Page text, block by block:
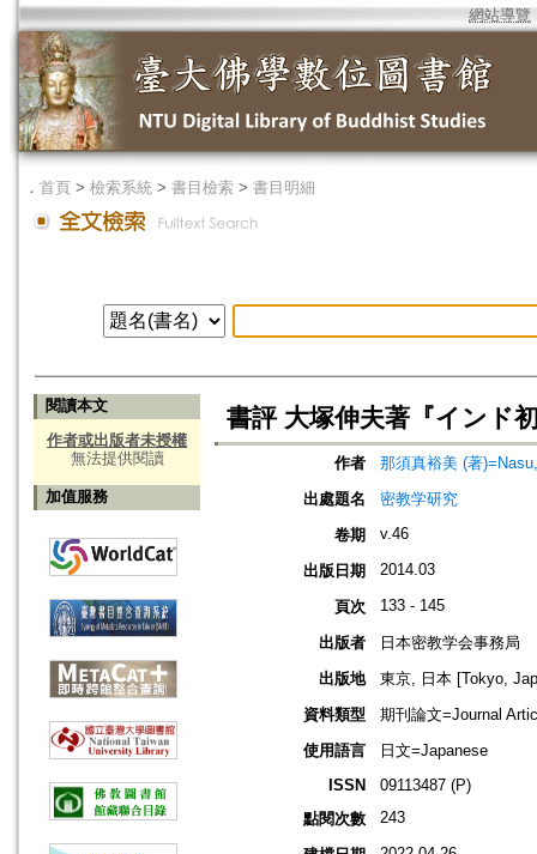
網站導覽
． 首頁 > 檢索系統 > 書目檢索 > 書目明細
閱讀本文
作者或出版者未授權
無法提供閱讀
加值服務
書評 大塚伸夫著『インド
作者
那須真裕美 (著
出處題名
密教学研究
卷期
v.46
出版日期 2014.03
頁次 133 - 145
出版者
日本密教学会事務局
出版地
東京, 日本 [Tokyo,
資料類型
期刊論文=Journal
使用語言
日文=Japanese
ISSN
09113487 (P)
點閱次數
243